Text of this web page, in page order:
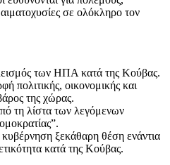
σε ολόκληρο τον
των ΗΠΑ κατά της Κούβας.
πολιτικής, οικονομικής και
της χώρας.
τη λίστα των λεγόμενων
ξεκάθαρη θέση ενάντια
κατά της Κούβας.